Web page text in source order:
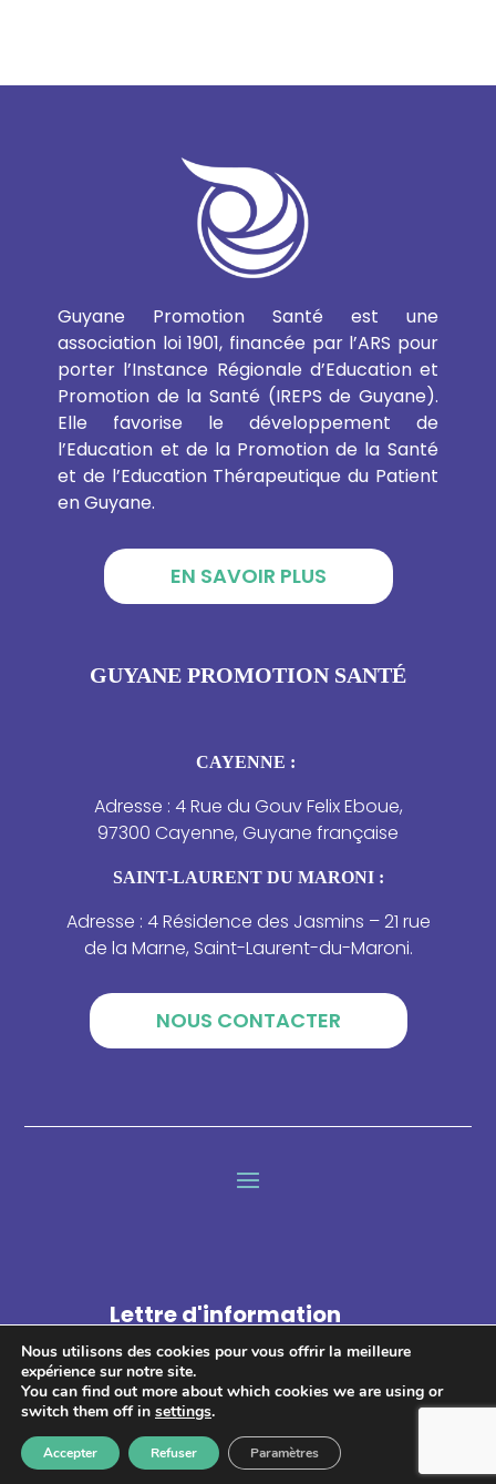
Guyane Promotion Santé est une
association loi 1901, financée par l’ARS pour
porter l’Instance Régionale d’Education et
Promotion de la Santé (IREPS de Guyane).
Elle favorise le développement de
l’Education et de la Promotion de la Santé
et de l’Education Thérapeutique du Patient
en Guyane.
EN SAVOIR PLUS
GUYANE PROMOTION SANTÉ
CAYENNE :
Adresse : 4 Rue du Gouv Felix Eboue,
97300 Cayenne, Guyane française
SAINT-LAURENT DU MARONI :
Adresse : 4 Résidence des Jasmins – 21 rue
de la Marne, Saint-Laurent-du-Maroni.
NOUS CONTACTER
Lettre d'information
S'abonner
Nous utilisons des cookies pour vous offrir la meilleure
expérience sur notre site.
You can find out more about which cookies we are using or
switch them off in settings.
Accepter Refuser Paramètres